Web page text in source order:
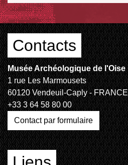
Contacts
Musée Archéologique de l'Oise
1 rue Les Marmousets
60120 Vendeuil-Caply - FRANCE
+33 3 64 58 80 00
Contact par formulaire